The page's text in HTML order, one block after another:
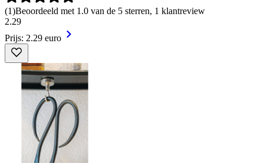
(1)Beoordeeld met 1.0 van de 5 sterren, 1 klantreview
2.29
Prijs: 2.29 euro